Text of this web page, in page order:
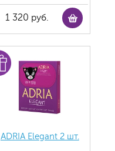
1 320 руб.
ADRIA Elegant 2 шт.